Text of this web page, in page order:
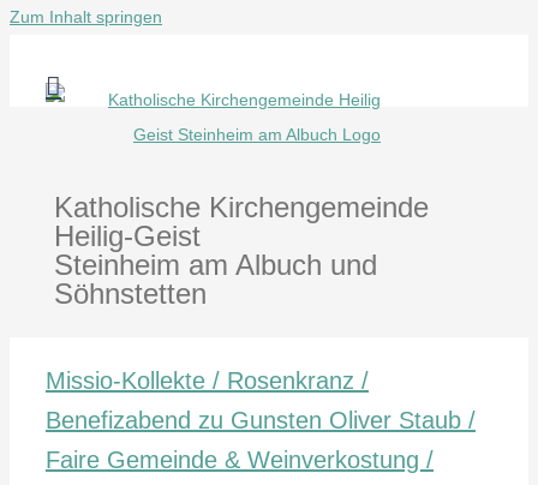
Zum Inhalt springen
Katholische Kirchengemeinde
Heilig-Geist
Steinheim am Albuch und
Söhnstetten
Missio-Kollekte / Rosenkranz /
Benefizabend zu Gunsten Oliver Staub /
Faire Gemeinde & Weinverkostung /